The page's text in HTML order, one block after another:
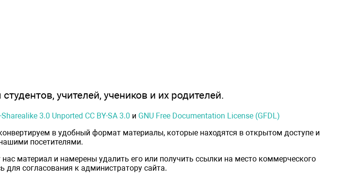
учителей, учеников и их родителей.
3.0 Unported CC BY-SA 3.0 и GNU Free Documentation License (GFDL)
в удобный формат материалы, которые находятся в открытом доступе и
посетителями.
материал и намерены удалить его или получить ссылки на место коммерческого
для согласования к администратору сайта.